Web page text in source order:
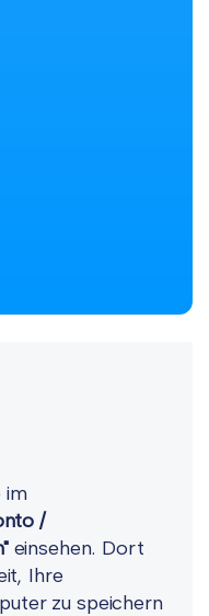
im
/
einsehen. Dort
Ihre
zu speichern